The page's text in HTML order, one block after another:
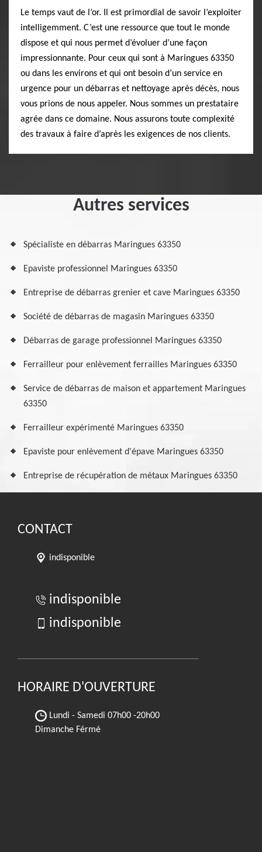
Le temps vaut de l’or. Il est primordial de savoir l’exploiter
intelligemment. C’est une ressource que tout le monde
dispose et qui nous permet d’évoluer d’une façon
impressionnante. Pour ceux qui sont à Maringues 63350
ou dans les environs et qui ont besoin d’un service en
urgence pour un débarras et nettoyage après décès, nous
vous prions de nous appeler. Nous sommes un prestataire
agrée dans ce domaine. Nous assurons toute complexité
des travaux à faire d’après les exigences de nos clients.
Autres services
Spécialiste en débarras Maringues 63350
Epaviste professionnel Maringues 63350
Entreprise de débarras grenier et cave Maringues 63350
Société de débarras de magasin Maringues 63350
Débarras de garage professionnel Maringues 63350
Ferrailleur pour enlèvement ferrailles Maringues 63350
Service de débarras de maison et appartement Maringues
63350
Ferrailleur expérimenté Maringues 63350
Epaviste pour enlèvement d'épave Maringues 63350
Entreprise de récupération de métaux Maringues 63350
CONTACT
indisponible
indisponible
indisponible
HORAIRE D'OUVERTURE
Lundi - Samedi 07h00 -20h00
Dimanche Férmé